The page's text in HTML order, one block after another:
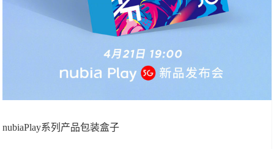
nubiaPlay系列产品包装盒子